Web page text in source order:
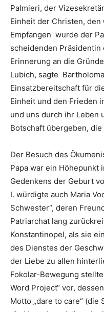
Palmieri, der
Einheit der Christen, den
Empfangen wurde der
scheidenden Präsidentin
Erinnerung an die
Lubich, sagte
Einsatzbereitschaft für
Einheit und den Frieden
und uns durch ihr Leben
Botschaft übergeben,
Der Besuch des
Papa war ein Höhepunkt
Gedenkens der Geburt
I. würdigte auch Maria
Schwester“, deren
Patriarchat lang
Konstantinopel, als sie
des Dienstes der
der Liebe zu allen
Fokolar-Bewegung
Word Project“ vor,
Motto „dare to care“